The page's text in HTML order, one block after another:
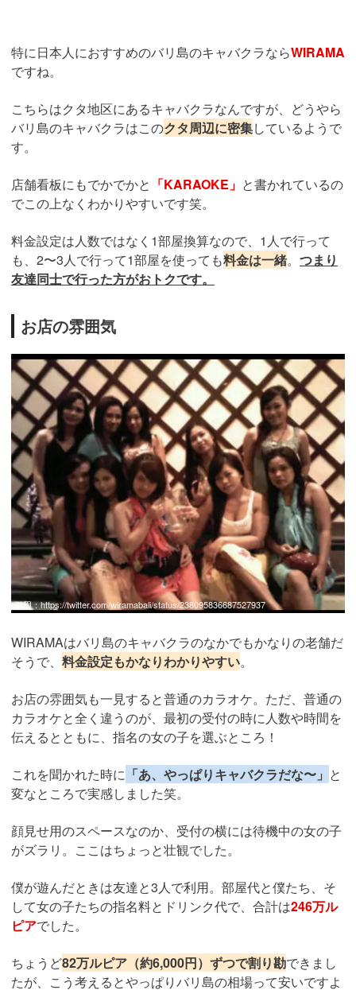
特に日本人におすすめのバリ島のキャバクラならWIRAMA
ですね。
こちらはクタ地区にあるキャバクラなんですが、どうやら
バリ島のキャバクラはこのクタ周辺に密集しているようで
す。
店舗看板にもでかでかと 「KARAOKE」 と書かれているの
でこの上なくわかりやすいです笑。
料金設定は人数ではなく1部屋換算なので、1人で行って
も、2〜3人で行って1部屋を使っても料金は一緒。 つまり
友達同士で行った方がおトクです。
お店の雰囲気
引用：https://twitter.com/wiramabali/status/238095836687527937
WIRAMAはバリ島のキャバクラのなかでもかなりの老舗だ
そうで、 料金設定もかなりわかりやすい。
お店の雰囲気も一見すると普通のカラオケ。ただ、普通の
カラオケと全く違うのが、最初の受付の時に人数や時間を
伝えるとともに、指名の女の子を選ぶところ！
これを聞かれた時に 「あ、やっぱりキャバクラだな〜」 と
変なところで実感しました笑。
顔見せ用のスペースなのか、受付の横には待機中の女の子
がズラリ。ここはちょっと壮観でした。
僕が遊んだときは友達と3人で利用。部屋代と僕たち、そ
して女の子たちの指名料とドリンク代で、合計は246万ル
ピアでした。
ちょうど82万ルピア（約6,000円）ずつで割り勘できまし
たが、こう考えるとやっぱりバリ島の相場って安いですよ